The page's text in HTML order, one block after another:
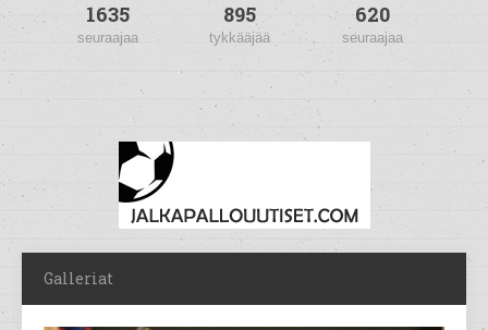
1635
seuraajaa
895
tykkääjää
620
seuraajaa
Galleriat